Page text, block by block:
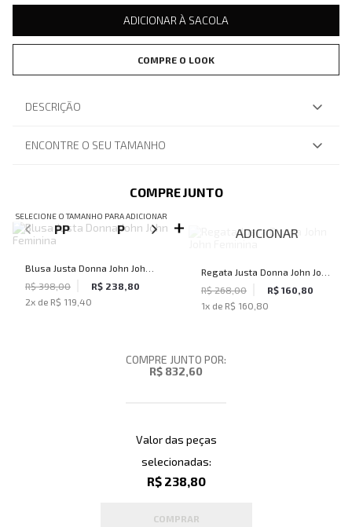
ADICIONAR À SACOLA
COMPRE O LOOK
DESCRIÇÃO
ENCONTRE O SEU TAMANHO
COMPRE JUNTO
SELECIONE O TAMANHO PARA ADICIONAR
PP P M G
Blusa Justa Donna John John
Feminina
R$ 398,00
R$ 238,80
2x de R$ 119,40
ADICIONAR
Regata Justa Donna John John
Feminina
R$ 268,00
R$ 160,80
1x de R$ 160,80
COMPRE JUNTO POR:
R$ 832,60
Valor das peças
selecionadas:
R$ 238,80
COMPRAR